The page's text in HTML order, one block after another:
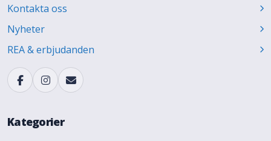
Kontakta oss
Nyheter
REA & erbjudanden
Kategorier